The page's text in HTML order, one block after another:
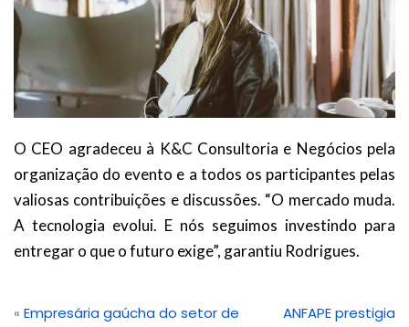
O CEO agradeceu à K&C Consultoria e Negócios pela
organização do evento e a todos os participantes pelas
valiosas contribuições e discussões. “O mercado muda.
A tecnologia evolui. E nós seguimos investindo para
entregar o que o futuro exige”, garantiu Rodrigues.
« Empresária gaúcha do setor de
ANFAPE prestigia